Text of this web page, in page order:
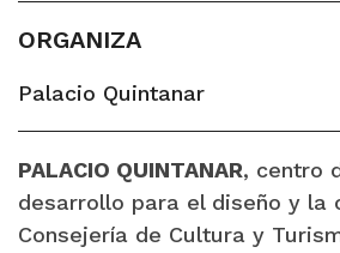
ORGANIZA
Palacio Quintanar
PALACIO QUINTANAR, centro
desarrollo para el diseño y la
Consejería de Cultura y